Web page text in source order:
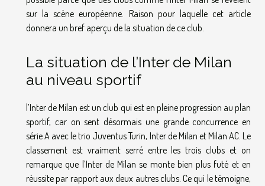
sur la scène européenne. Raison pour laquelle cet article
donnera un bref aperçu de la situation de ce club.
La situation de l’Inter de Milan
au niveau sportif
l’Inter de Milan est un club qui est en pleine progression au plan
sportif, car on sent désormais une grande concurrence en
série A avec le trio Juventus Turin, Inter de Milan et Milan AC. Le
classement est vraiment serré entre les trois clubs et on
remarque que l’Inter de Milan se monte bien plus futé et en
réussite par rapport aux deux autres clubs. Ce qui le témoigne,